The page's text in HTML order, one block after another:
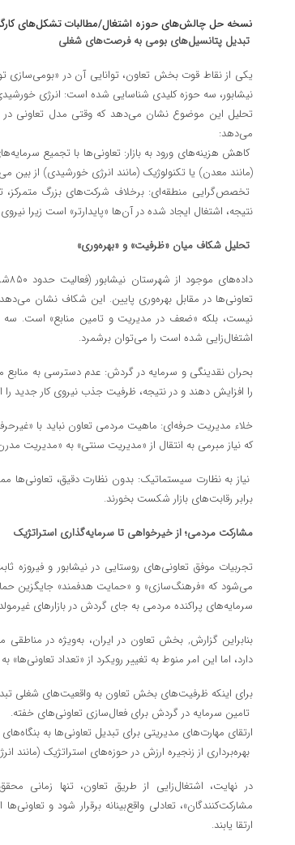
نسخه حل چالش‌های حوزه اشتغال/مطالبات تشکل‌های
تبدیل پتانسیل‌های بومی به فرصت‌های شغلی
یکی از نقاط قوت بخش تعاون، توانایی آن در
نیشابور، سه حوزه کلیدی شناسایی شده است: انرژی
تحلیل این موضوع نشان می‌دهد که وقتی مدل تعاونی در
می‌دهد:
کاهش هزینه‌های ورود به بازار: تعاونی‌ها با تجمیع
(مانند معدن) یا تکنولوژیک (مانند انرژی خورشیدی) از بین
تخصص‌گرایی منطقه‌ای: برخلاف شرکت‌های بزرگ متمرکز،
نتیجه، اشتغال ایجاد شده در آن‌ها «پایدارتر» است زیرا
تحلیل شکاف میان «ظرفیت» و «بهره‌وری»
تعاونی‌ها در مقابل بهره‌وری پایین. این شکاف نشان
اشتغال‌زایی شده است را می‌توان برشمرد.
بحران نقدینگی و سرمایه در گردش: عدم دسترسی به منابع
را افزایش دهند و در نتیجه، ظرفیت جذب نیروی کار جدید
خلاء مدیریت حرفه‌ای: ماهیت مردمی تعاون نباید با
که نیاز مبرمی به انتقال از «مدیریت سنتی» به «مدیریت
نیاز به نظارت سیستماتیک: بدون نظارت دقیق،
برابر رقابت‌های بازار شکست بخورند.
مشارکت مردمی؛ از خیرخواهی تا سرمایه‌گذاری استراتژیک
تجربیات موفق تعاونی‌های روستایی در نیشابور و فیروزه
می‌شود که «فرهنگ‌سازی» و «حمایت هدفمند» جایگزین
سرمایه‌های پراکنده مردمی به جای گردش در بازارهای
بنابراین گزارش, بخش تعاون در ایران، به‌ویژه در مناطقی
دارد، اما این امر منوط به تغییر رویکرد از «تعداد
برای اینکه ظرفیت‌های بخش تعاون به واقعیت‌های شغلی
تامین سرمایه در گردش برای فعال‌سازی تعاونی‌های خفته.
ارتقای مهارت‌های مدیریتی برای تبدیل تعاونی‌ها به
بهره‌برداری از زنجیره ارزش در حوزه‌های استراتژیک (مانند
در نهایت، اشتغال‌زایی از طریق تعاون، تنها زمانی
مشارکت‌کنندگان»، تعادلی واقع‌بینانه برقرار شود و
ارتقا یابند.